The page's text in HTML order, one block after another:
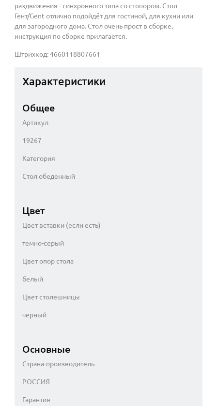
раздвижения - синхронного типа со стопором. Стол
Гент/Gent отлично подойдёт для гостиной, для кухни или
для загородного дома. Стол очень прост в сборке,
инструкция по сборке прилагается.
Штрихкод: 4660118807661
Характеристики
Общее
Артикул
19267
Категория
Стол обеденный
Цвет
Цвет вставки (если есть)
темно-серый
Цвет опор стола
белый
Цвет столешницы
черный
Основные
Страна-производитель
РОССИЯ
Гарантия